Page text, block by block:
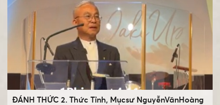
ĐÁNH THỨC 2. Thức Tỉnh, Mụcsư NguyễnVănHoàng